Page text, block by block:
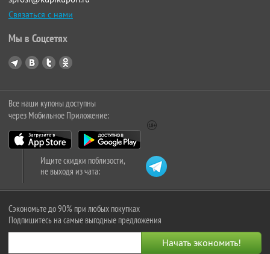
Связаться с нами
Мы в Соцсетях
Все наши купоны доступны
через Мобильное Приложение:
Ищите скидки поблизости,
не выходя из чата:
Сэкономьте до 90% при любых покупках
Подпишитесь на самые выгодные предложения